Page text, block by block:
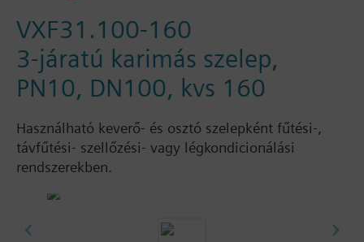
VXF31.100-160
3-járatú karimás szelep,
PN10, DN100, kvs 160
Használható keverő- és osztó szelepként fűtési-,
távfűtési- szellőzési- vagy légkondicionálási
rendszerekben.